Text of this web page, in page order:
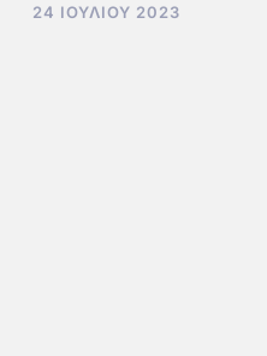
24 ΙΟΥΛΊΟΥ 2023